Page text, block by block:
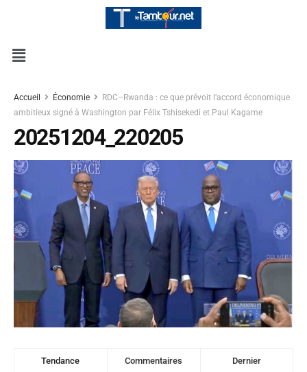
Accueil Économie
RDC–Rwanda : ce que prévoit l’accord économique
ambitieux signé à Washington par Félix Tshisekedi et Paul Kagame
20251204_220205
Tendance Commentaires Dernier